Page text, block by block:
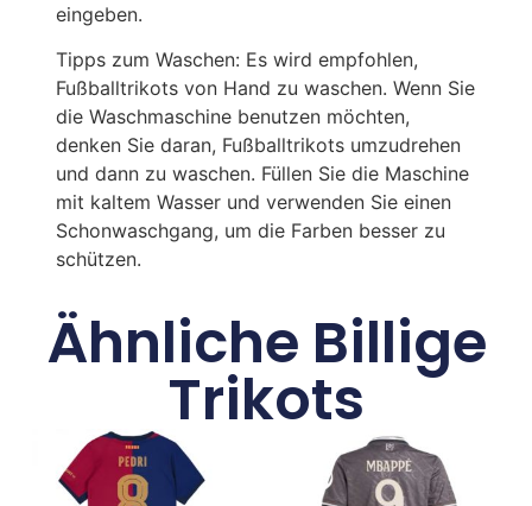
eingeben.
Tipps zum Waschen: Es wird empfohlen,
Fußballtrikots von Hand zu waschen. Wenn Sie
die Waschmaschine benutzen möchten,
denken Sie daran, Fußballtrikots umzudrehen
und dann zu waschen. Füllen Sie die Maschine
mit kaltem Wasser und verwenden Sie einen
Schonwaschgang, um die Farben besser zu
schützen.
Ähnliche Billige
Trikots